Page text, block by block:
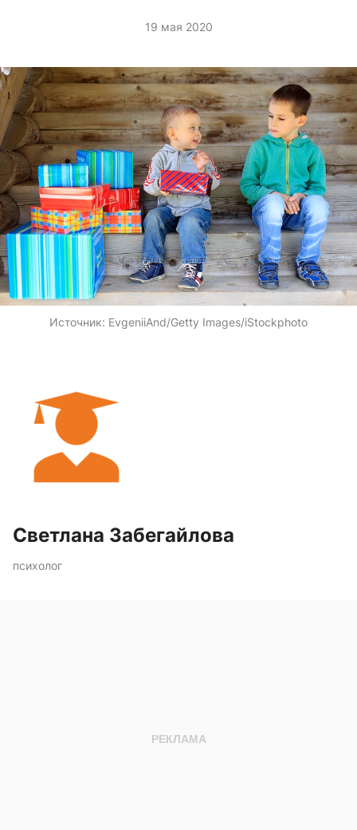
19 мая 2020
Источник: EvgeniiAnd/Getty Images/iStockphoto
Светлана Забегайлова
психолог